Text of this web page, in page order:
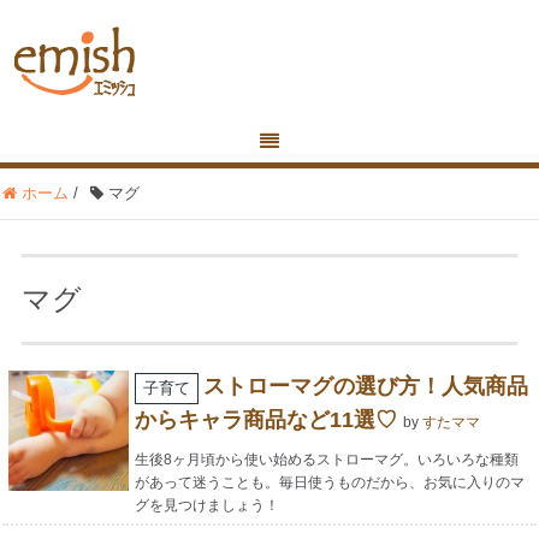
ホーム / マグ
マグ
子育て
ストローマグの選び方！人気商品
からキャラ商品など11選♡ by すたママ
生後8ヶ月頃から使い始めるストローマグ。いろいろな種類
があって迷うことも。毎日使うものだから、お気に入りのマ
グを見つけましょう！